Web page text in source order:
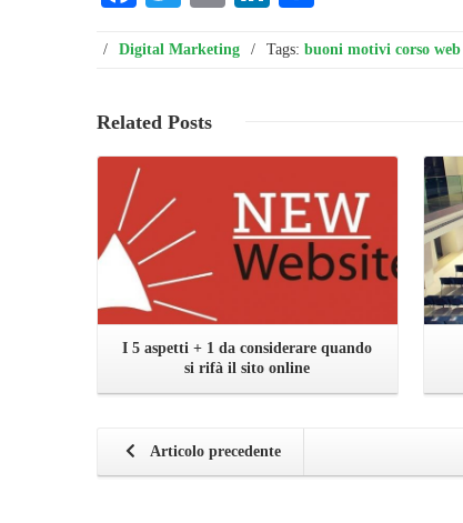
/ Digital Marketing / Tags: buoni motivi corso
Related Posts
I 5 aspetti + 1 da considerare quando
si rifà il sito online
Articolo precedente